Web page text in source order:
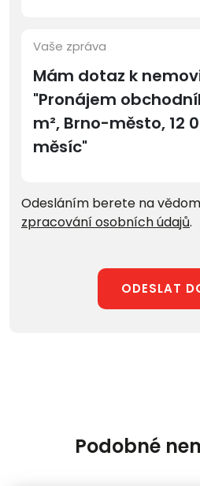
Vaše zpráva
Odesláním berete na
zpracování osobních údajů.
ODESLAT
Podobné